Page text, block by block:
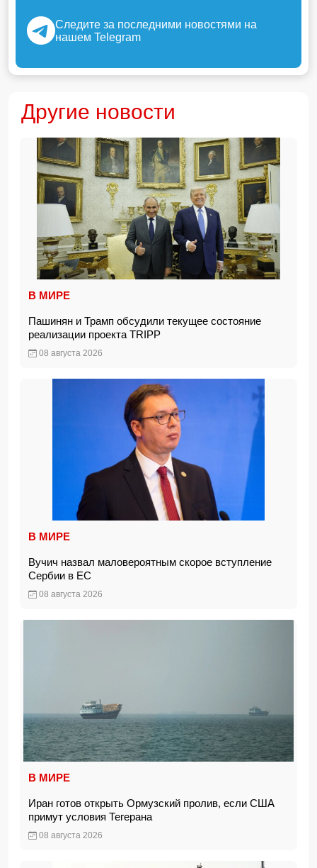
Следите за последними новостями на
нашем Telegram
Другие новости
В МИРЕ
Пашинян и Трамп обсудили текущее состояние
реализации проекта TRIPP
08 августа 2026
В МИРЕ
Вучич назвал маловероятным скорое вступление
Сербии в ЕС
08 августа 2026
В МИРЕ
Иран готов открыть Ормузский пролив, если США
примут условия Тегерана
08 августа 2026